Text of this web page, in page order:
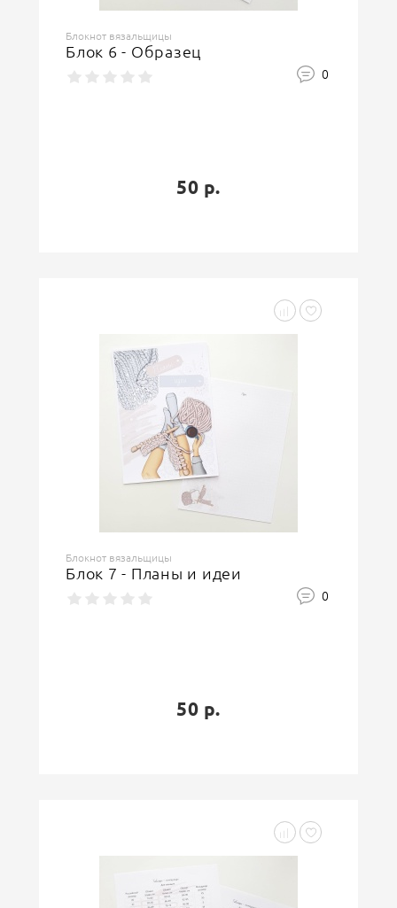
Блокнот вязальщицы
Блок 6 - Образец
0
50 р.
Блокнот вязальщицы
Блок 7 - Планы и идеи
0
50 р.